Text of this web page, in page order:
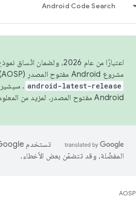
Android Code Search
اعتبارًا من عام 2026،
مشروع Android مفتوح المصدر (AOSP) في الربعَين الثاني والرابع. لبناء مشروع Android مفتوح المصدر والمساهمة فيه، استخدِم
android-latest-release . سيشير
Android مفتوح المصدر. لمزيد من المعلومات، يُرجى الاطّلاع على
المفضّلة، وقد تتضمّن بعض الأخطاء.
AOSP